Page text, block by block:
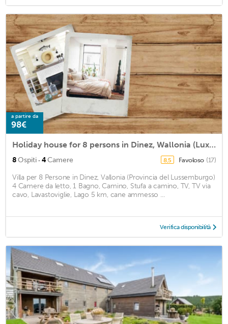
a partire da
98€
Holiday house for 8 persons in Dinez, Wallonia (Luxembourg province)<BR>4 bedrooms, 1 bathroom, firem2
8Ospiti · 4Camere 8,5 Favoloso (17)
Villa per 8 Persone in Dinez, Vallonia (Provincia del Lussemburgo)
4 Camere da letto, 1 Bagno, Camino, Stufa a camino, TV, TV via
cavo, Lavastoviglie, Lago 5 km, cane ammesso ...
Verifica disponibilità